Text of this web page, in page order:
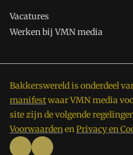
Vacatures
Werken bij VMN media
Bakkerswereld is onderdeel
manifestwaar VMN media
site zijn de volgende
VoorwaardenenPrivacy en